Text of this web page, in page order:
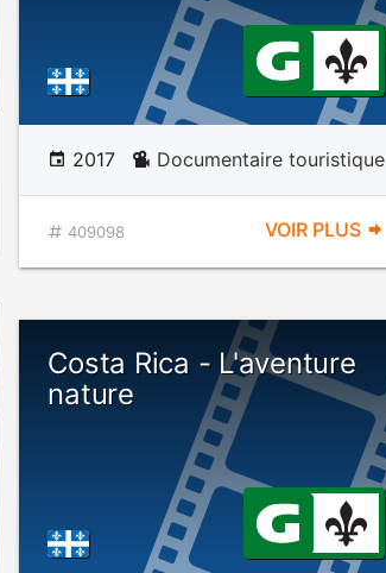
2017 Documentaire touristique
409098 VOIR PLUS
Costa Rica - L'aventure
nature